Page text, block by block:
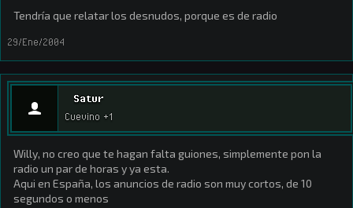
Tendría que relatar los desnudos, porque es de radio
29/Ene/2004
Satur
Cuevino +1
Willy, no creo que te hagan falta guiones, simplemente pon la
radio un par de horas y ya esta.
Aqui en España, los anuncios de radio son muy cortos, de 10
segundos o menos